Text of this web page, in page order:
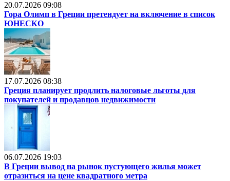
20.07.2026 09:08
Гора Олимп в Греции претендует на включение в список
ЮНЕСКО
17.07.2026 08:38
Греция планирует продлить налоговые льготы для
покупателей и продавцов недвижимости
06.07.2026 19:03
В Греции вывод на рынок пустующего жилья может
отразиться на цене квадратного метра